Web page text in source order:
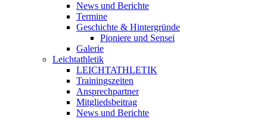
News und Berichte
Termine
Geschichte & Hintergründe
Pioniere und Sensei
Galerie
Leichtathletik
LEICHTATHLETIK
Trainingszeiten
Ansprechpartner
Mitgliedsbeitrag
News und Berichte